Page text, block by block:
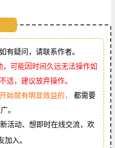
疑问，请联系作者。
可能因时间久远无法操作如
适，建议放弃操作。
始就有明显效益的，
都需要
。
活动、想即时在线交流，欢
入。